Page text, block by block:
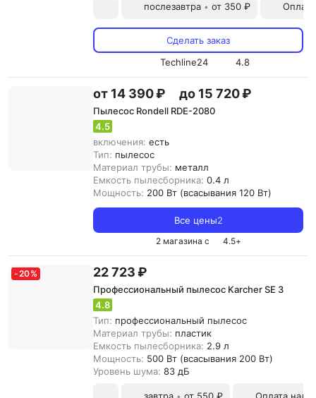
послезавтра • от 350 ₽
Сделать заказ
Techline24
4.8
от 14 390 ₽ до 15 720 ₽
Пылесос Rondell RDE-2080
4.5
включения: есть
Тип: пылесос
Материал трубы: металл
Емкость пылесборника: 0.4 л
Мощность: 200 Вт (всасывания 120 Вт)
Все цены2
2 магазина с 4.5+
-20% 22 723 ₽
Профессиональный пылесос Karcher SE 3
4.8
Тип: профессиональный пылесос
Материал трубы: пластик
Емкость пылесборника: 2.9 л
Мощность: 500 Вт (всасывания 200 Вт)
Уровень шума: 83 дБ
•